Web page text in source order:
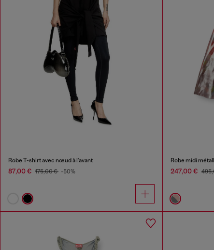
Robe T-shirt avec nœud à l'avant
87,00 € 175,00 € -50%
Robe midi
247,00 €